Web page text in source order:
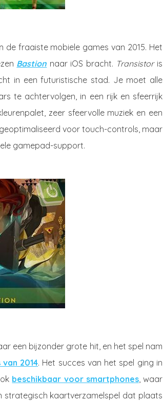
de fraaiste mobiele games van 2015. Het
Bastion naar iOS bracht. Transistoris
in een futuristische stad. Je moet alle
te achtervolgen, in een rijk en sfeerrijk
zeer sfeervolle muziek en een
voor touch-controls, maar
gamepad-support.
een bijzonder grote hit, en het spel nam
2014. Het succes van het spel ging in
beschikbaar voor smartphones, waar
strategisch kaartverzamelspel dat plaats